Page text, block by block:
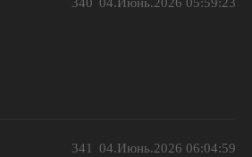
04.Июнь.2026 06:04:59
341